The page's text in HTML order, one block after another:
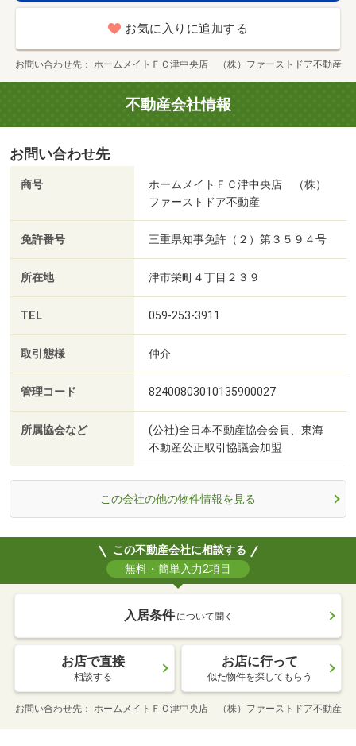
お気に入りに追加する
お問い合わせ先 ホームメイトＦＣ津中央店 （株）ファーストドア不動産
不動産会社情報
お問い合わせ先
商号
ホームメイトＦＣ津中央店 （株）
ファーストドア不動産
免許番号 三重県知事免許（２）第３５９４号
所在地 津市栄町４丁目２３９
TEL 059-253-3911
取引態様 仲介
管理コード 82400803010135900027
所属協会など
(公社)全日本不動産協会会員、東海
不動産公正取引協議会加盟
この会社の他の物件情報を見る
この不動産会社に相談する
無料・簡単入力2項目
入居条件 について聞く
お店で直接
相談する
お店に行って
似た物件を探してもらう
お問い合わせ先 ホームメイトＦＣ津中央店 （株）ファーストドア不動産